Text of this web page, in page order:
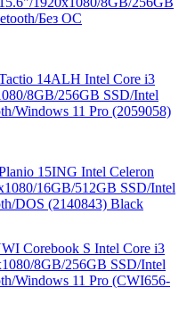
Без ОС
14ALH Intel Core i3
8GB/256GB SSD/Intel
Windows 11 Pro (2059058)
15ING Intel Celeron
16GB/512GB SSD/Intel
DOS (2140843) Black
Corebook S Intel Core i3
8GB/256GB SSD/Intel
Windows 11 Pro (CWI656-